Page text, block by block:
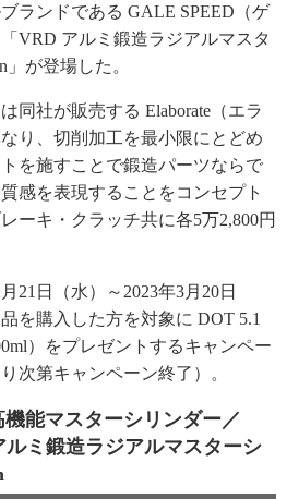
ランドである GALE SPEED（ゲ
VRD アルミ鍛造ラジアルマスタ
が登場した。
同社が販売する Elaborate（エラ
り、切削加工を最小限にとどめ
を施すことで鍛造パーツならで
感を表現することをコンセプト
ーキ・クラッチ共に各5万2,800円
21日（水）～2023年3月20日
を購入した方を対象に DOT 5.1
）をプレゼントするキャンペー
次第キャンペーン終了）。
能マスターシリンダー／
ミ鍛造ラジアルマスターシ